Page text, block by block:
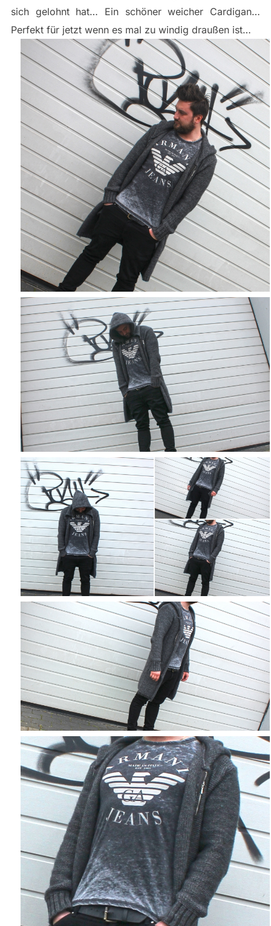
sich gelohnt hat… Ein schöner weicher Cardigan…
Perfekt für jetzt wenn es mal zu windig draußen ist…